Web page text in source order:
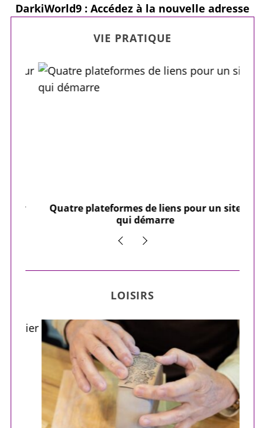
DarkiWorld9 : Accédez à la nouvelle adresse
VIE PRATIQUE
Quatre plateformes de liens pour un site
qui démarre
LOISIRS